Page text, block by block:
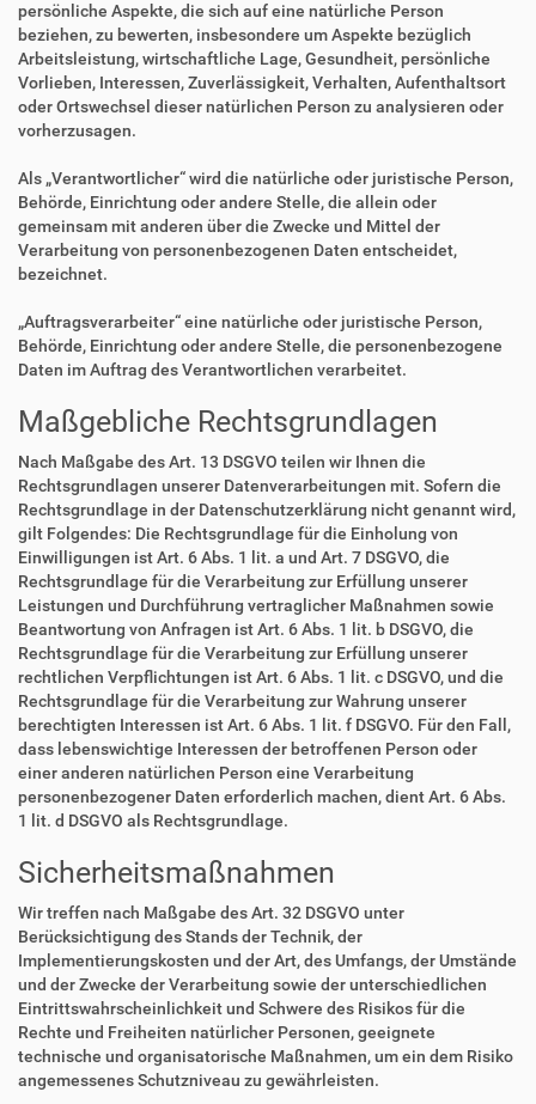
persönliche Aspekte, die sich auf eine natürliche Person
beziehen, zu bewerten, insbesondere um Aspekte bezüglich
Arbeitsleistung, wirtschaftliche Lage, Gesundheit, persönliche
Vorlieben, Interessen, Zuverlässigkeit, Verhalten, Aufenthaltsort
oder Ortswechsel dieser natürlichen Person zu analysieren oder
vorherzusagen.
Als „Verantwortlicher“ wird die natürliche oder juristische Person,
Behörde, Einrichtung oder andere Stelle, die allein oder
gemeinsam mit anderen über die Zwecke und Mittel der
Verarbeitung von personenbezogenen Daten entscheidet,
bezeichnet.
„Auftragsverarbeiter“ eine natürliche oder juristische Person,
Behörde, Einrichtung oder andere Stelle, die personenbezogene
Daten im Auftrag des Verantwortlichen verarbeitet.
Maßgebliche Rechtsgrundlagen
Nach Maßgabe des Art. 13 DSGVO teilen wir Ihnen die
Rechtsgrundlagen unserer Datenverarbeitungen mit. Sofern die
Rechtsgrundlage in der Datenschutzerklärung nicht genannt wird,
gilt Folgendes: Die Rechtsgrundlage für die Einholung von
Einwilligungen ist Art. 6 Abs. 1 lit. a und Art. 7 DSGVO, die
Rechtsgrundlage für die Verarbeitung zur Erfüllung unserer
Leistungen und Durchführung vertraglicher Maßnahmen sowie
Beantwortung von Anfragen ist Art. 6 Abs. 1 lit. b DSGVO, die
Rechtsgrundlage für die Verarbeitung zur Erfüllung unserer
rechtlichen Verpflichtungen ist Art. 6 Abs. 1 lit. c DSGVO, und die
Rechtsgrundlage für die Verarbeitung zur Wahrung unserer
berechtigten Interessen ist Art. 6 Abs. 1 lit. f DSGVO. Für den Fall,
dass lebenswichtige Interessen der betroffenen Person oder
einer anderen natürlichen Person eine Verarbeitung
personenbezogener Daten erforderlich machen, dient Art. 6 Abs.
1 lit. d DSGVO als Rechtsgrundlage.
Sicherheitsmaßnahmen
Wir treffen nach Maßgabe des Art. 32 DSGVO unter
Berücksichtigung des Stands der Technik, der
Implementierungskosten und der Art, des Umfangs, der Umstände
und der Zwecke der Verarbeitung sowie der unterschiedlichen
Eintrittswahrscheinlichkeit und Schwere des Risikos für die
Rechte und Freiheiten natürlicher Personen, geeignete
technische und organisatorische Maßnahmen, um ein dem Risiko
angemessenes Schutzniveau zu gewährleisten.